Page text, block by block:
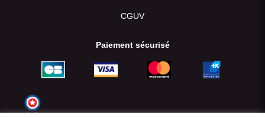
CGUV
Paiement sécurisé